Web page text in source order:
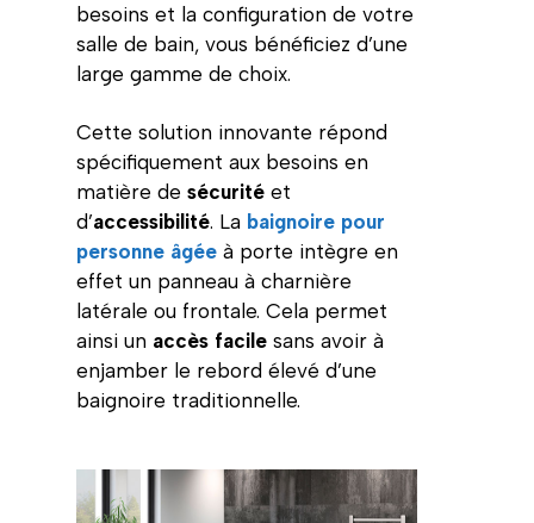
besoins et la configuration de votre
salle de bain, vous bénéficiez d’une
large gamme de choix.
Cette solution innovante répond
spécifiquement aux besoins en
matière de sécuritéet
d’accessibilité. La baignoire pour
personne âgéeà porte intègre en
effet un panneau à charnière
latérale ou frontale. Cela permet
ainsi un accès facilesans avoir à
enjamber le rebord élevé d’une
baignoire traditionnelle.